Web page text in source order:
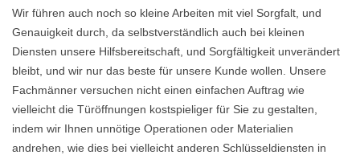
Wir führen auch noch so kleine Arbeiten mit viel Sorgfalt, und
Genauigkeit durch, da selbstverständlich auch bei kleinen
Diensten unsere Hilfsbereitschaft, und Sorgfältigkeit unverändert
bleibt, und wir nur das beste für unsere Kunde wollen. Unsere
Fachmänner versuchen nicht einen einfachen Auftrag wie
vielleicht die Türöffnungen kostspieliger für Sie zu gestalten,
indem wir Ihnen unnötige Operationen oder Materialien
andrehen, wie dies bei vielleicht anderen Schlüsseldiensten in